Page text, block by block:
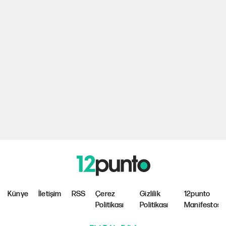
Künye İletişim RSS
Çerez
Politikası
Gizlilik
Politikası
12punto
Manifestosu